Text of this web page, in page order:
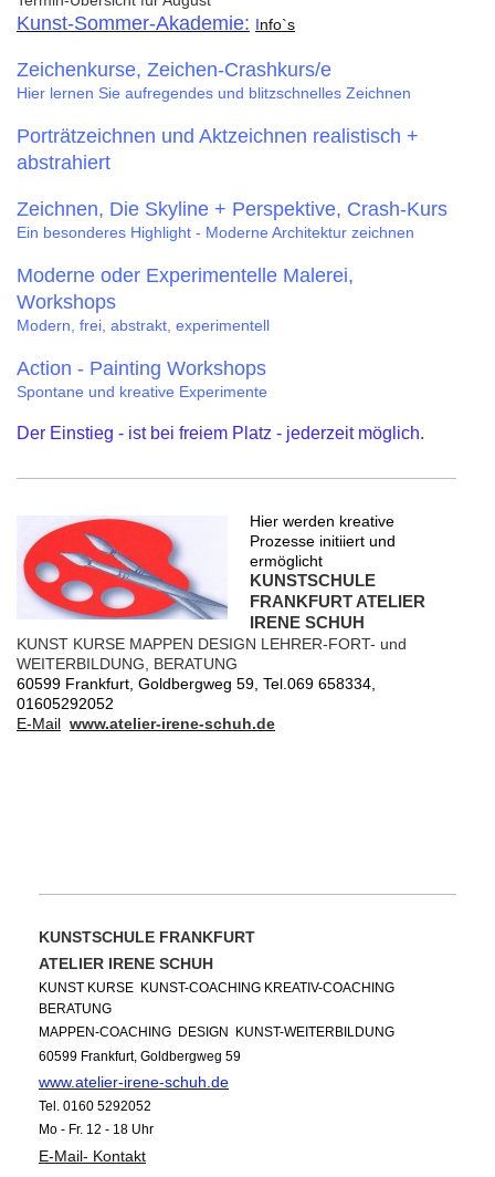
Kunst-Sommer-Akademie: Info`s
Zeichenkurse, Zeichen-Crashkurs/e
Hier lernen Sie aufregendes und blitzschnelles Zeichnen
Porträtzeichnen und Aktzeichnen realistisch +
abstrahiert
Zeichnen, Die Skyline + Perspektive, Crash-Kurs
Ein besonderes Highlight - Moderne Architektur zeichnen
Moderne oder Experimentelle Malerei,
Workshops
Modern, frei, abstrakt, experimentell
Action - Painting Workshops
Spontane und kreative Experimente
Der Einstieg - ist bei freiem Platz - jederzeit möglich.
Hier werden kreative
Prozesse initiiert und
ermöglicht
KUNSTSCHULE
FRANKFURT ATELIER
IRENE SCHUH
KUNST KURSE MAPPEN DESIGN LEHRER-FORT- und
WEITERBILDUNG, BERATUNG
60599 Frankfurt, Goldbergweg 59, Tel.069 658334,
01605292052
E-Mail www.atelier-irene-schuh.de
KUNSTSCHULE FRANKFURT
ATELIER IRENE SCHUH
KUNST KURSE KUNST-COACHING KREATIV-COACHING
BERATUNG
MAPPEN-COACHING DESIGN KUNST-WEITERBILDUNG
60599 Frankfurt, Goldbergweg 59
www.atelier-irene-schuh.de
Tel. 0160 5292052
Mo - Fr. 12 - 18 Uhr
E-Mail- Kontakt